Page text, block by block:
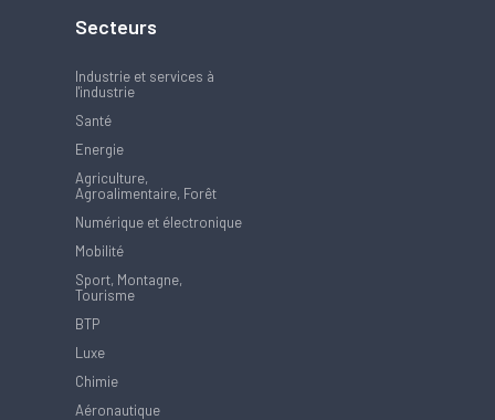
Secteurs
Industrie et services à
l'industrie
Santé
Energie
Agriculture,
Agroalimentaire, Forêt
Numérique et électronique
Mobilité
Sport, Montagne,
Tourisme
BTP
Luxe
Chimie
Aéronautique